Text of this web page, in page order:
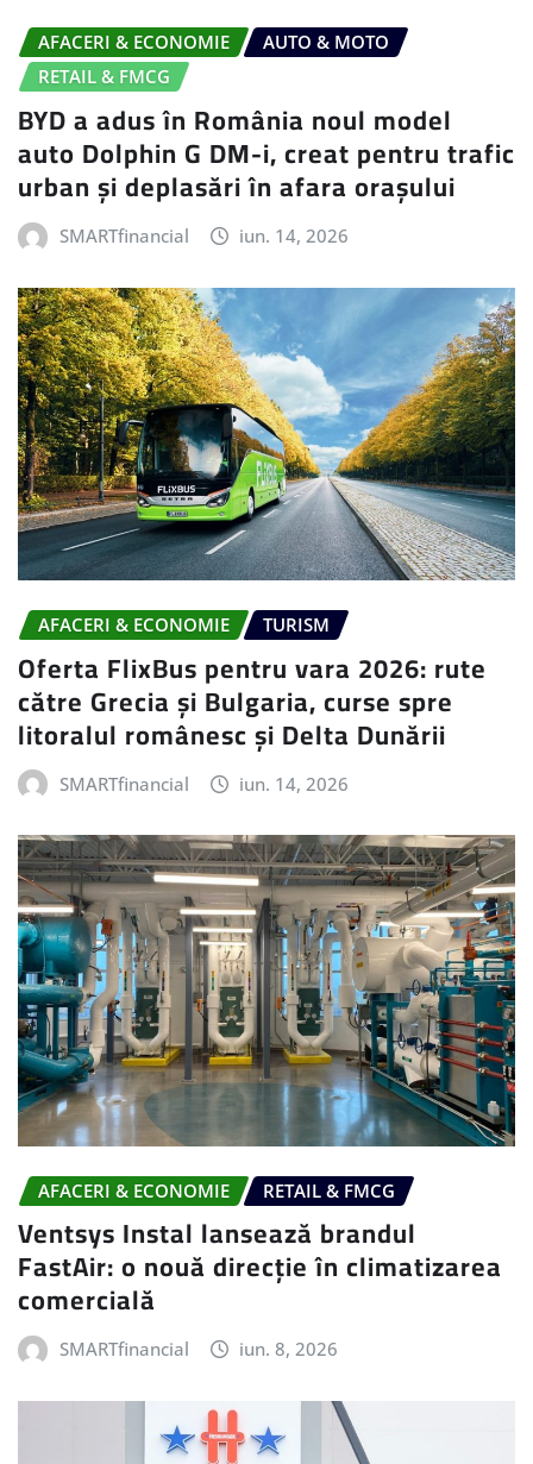
AFACERI & ECONOMIE
AUTO & MOTO
RETAIL & FMCG
BYD a adus în România noul model
auto Dolphin G DM-i, creat pentru trafic
urban și deplasări în afara orașului
SMARTfinancial iun. 14, 2026
AFACERI & ECONOMIE TURISM
Oferta FlixBus pentru vara 2026: rute
către Grecia și Bulgaria, curse spre
litoralul românesc și Delta Dunării
SMARTfinancial iun. 14, 2026
AFACERI & ECONOMIE RETAIL & FMCG
Ventsys Instal lansează brandul
FastAir: o nouă direcție în climatizarea
comercială
SMARTfinancial iun. 8, 2026